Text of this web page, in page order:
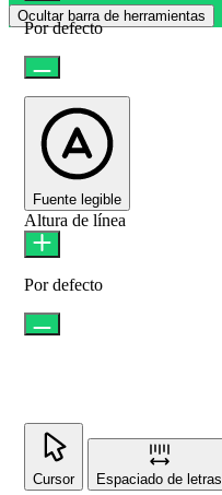
Ocultar barra de herramientas
Por defecto
Fuente legible
Altura de línea
Por defecto
Cursor Espaciado de letras